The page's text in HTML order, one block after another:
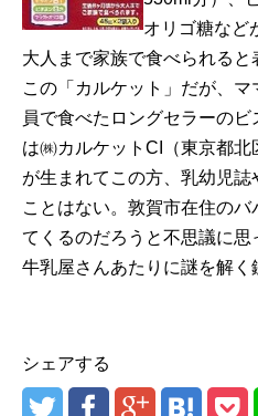
オリゴ糖など
大人まで家族で食べられると
この「カルケット」だが、
員で食べたロングセラーの
は㈱カルケットCI（東京都
が生まれてこの方、乳幼児
ことはない。敦賀市在住の
てくるのだろうと不思議に思
牛乳屋さんあたりに謎を解く
シェアする